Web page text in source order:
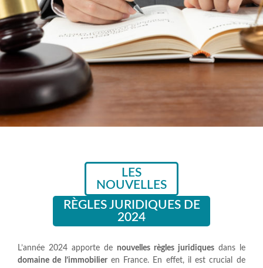
LES
NOUVELLES
RÈGLES JURIDIQUES DE
2024
L’année 2024 apporte de nouvelles règles juridiquesdans le
domaine de l’immobilieren France. En effet, il est crucial de